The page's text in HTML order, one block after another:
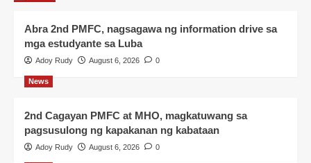
Abra 2nd PMFC, nagsagawa ng information drive sa
mga estudyante sa Luba
Adoy Rudy August 6, 2026 0
News
2nd Cagayan PMFC at MHO, magkatuwang sa
pagsusulong ng kapakanan ng kabataan
Adoy Rudy August 6, 2026 0